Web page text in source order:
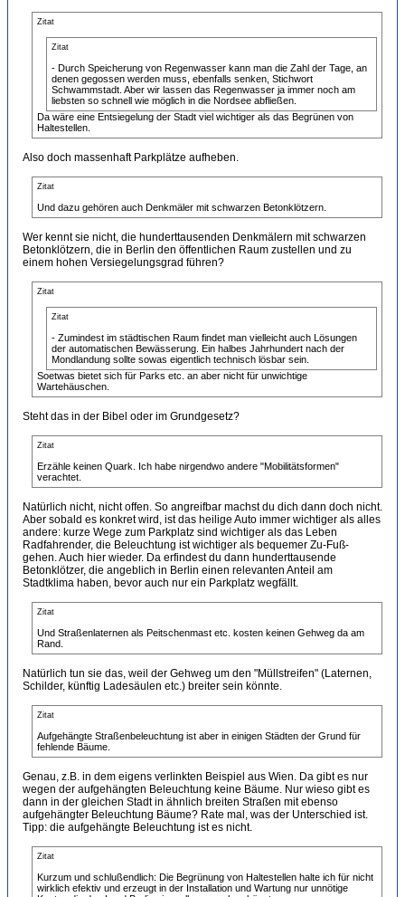
Zitat
Zitat
- Durch Speicherung von Regenwasser kann man die Zahl der Tage, an
denen gegossen werden muss, ebenfalls senken, Stichwort
Schwammstadt. Aber wir lassen das Regenwasser ja immer noch am
liebsten so schnell wie möglich in die Nordsee abfließen.
Da wäre eine Entsiegelung der Stadt viel wichtiger als das Begrünen von
Haltestellen.
Also doch massenhaft Parkplätze aufheben.
Zitat
Und dazu gehören auch Denkmäler mit schwarzen Betonklötzern.
Wer kennt sie nicht, die hunderttausenden Denkmälern mit schwarzen
Betonklötzern, die in Berlin den öffentlichen Raum zustellen und zu
einem hohen Versiegelungsgrad führen?
Zitat
Zitat
- Zumindest im städtischen Raum findet man vielleicht auch Lösungen
der automatischen Bewässerung. Ein halbes Jahrhundert nach der
Mondlandung sollte sowas eigentlich technisch lösbar sein.
Soetwas bietet sich für Parks etc. an aber nicht für unwichtige
Wartehäuschen.
Steht das in der Bibel oder im Grundgesetz?
Zitat
Erzähle keinen Quark. Ich habe nirgendwo andere "Mobilitätsformen"
verachtet.
Natürlich nicht, nicht offen. So angreifbar machst du dich dann doch nicht.
Aber sobald es konkret wird, ist das heilige Auto immer wichtiger als alles
andere: kurze Wege zum Parkplatz sind wichtiger als das Leben
Radfahrender, die Beleuchtung ist wichtiger als bequemer Zu-Fuß-
gehen. Auch hier wieder. Da erfindest du dann hunderttausende
Betonklötzer, die angeblich in Berlin einen relevanten Anteil am
Stadtklima haben, bevor auch nur ein Parkplatz wegfällt.
Zitat
Und Straßenlaternen als Peitschenmast etc. kosten keinen Gehweg da am
Rand.
Natürlich tun sie das, weil der Gehweg um den "Müllstreifen" (Laternen,
Schilder, künftig Ladesäulen etc.) breiter sein könnte.
Zitat
Aufgehängte Straßenbeleuchtung ist aber in einigen Städten der Grund für
fehlende Bäume.
Genau, z.B. in dem eigens verlinkten Beispiel aus Wien. Da gibt es nur
wegen der aufgehängten Beleuchtung keine Bäume. Nur wieso gibt es
dann in der gleichen Stadt in ähnlich breiten Straßen mit ebenso
aufgehängter Beleuchtung Bäume? Rate mal, was der Unterschied ist.
Tipp: die aufgehängte Beleuchtung ist es nicht.
Zitat
Kurzum und schlußendlich: Die Begrünung von Haltestellen halte ich für nicht
wirklich efektiv und erzeugt in der Installation und Wartung nur unnötige